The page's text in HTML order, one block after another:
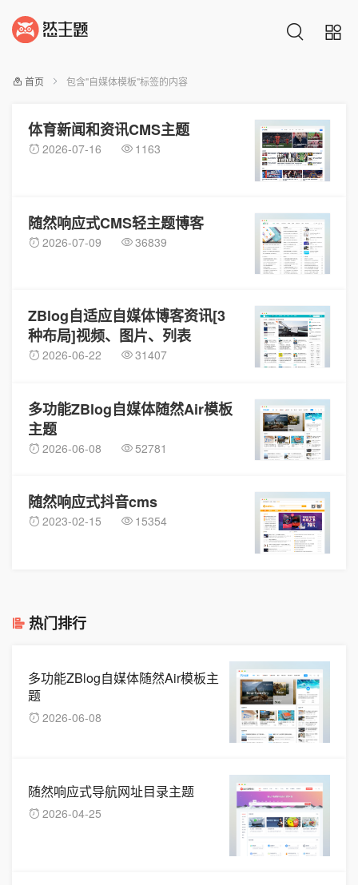
首页 包含"自媒体模板"标签的内容
体育新闻和资讯CMS主题
2026-07-16 1163
随然响应式CMS轻主题博客
2026-07-09 36839
ZBlog自适应自媒体博客资讯[3
种布局]视频、图片、列表
2026-06-22 31407
多功能ZBlog自媒体随然Air模板
主题
2026-06-08 52781
随然响应式抖音cms
2023-02-15 15354
热门排行
多功能ZBlog自媒体随然Air模板主
题
2026-06-08
随然响应式导航网址目录主题
2026-04-25